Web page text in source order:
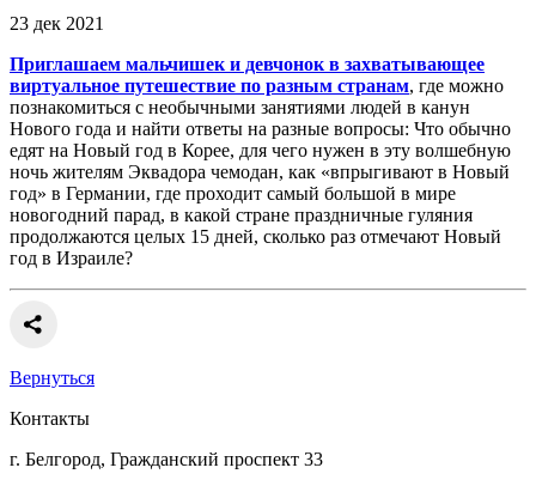
23 дек 2021
Приглашаем мальчишек и девчонок в захватывающее
виртуальное путешествие по разным странам, где можно
познакомиться с необычными занятиями людей в канун
Нового года и найти ответы на разные вопросы: Что обычно
едят на Новый год в Корее, для чего нужен в эту волшебную
ночь жителям Эквадора чемодан, как «впрыгивают в Новый
год» в Германии, где проходит самый большой в мире
новогодний парад, в какой стране праздничные гуляния
продолжаются целых 15 дней, сколько раз отмечают Новый
год в Израиле?
Вернуться
Контакты
г. Белгород, Гражданский проспект 33